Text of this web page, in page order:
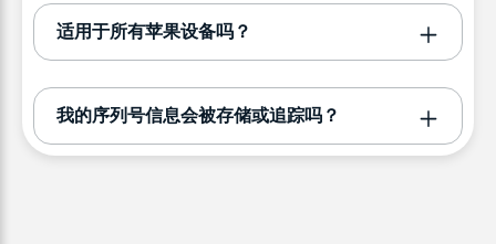
适用于所有苹果设备吗？
我的序列号信息会被存储或追踪吗？